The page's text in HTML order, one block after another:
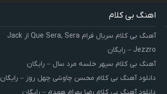
اهنگ بی کلام
آهنگ بی کلام سریال فرام Que Sera, Sera از Jack
Jezzro – رایگان
آهنگ بی کلام سپهر خلسه مرد سال – رایگان
دانلود آهنگ بی کلام محسن چاوشی چهل روز – رایگان